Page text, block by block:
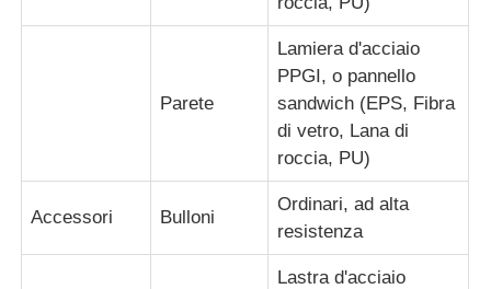
magazzino con struttura in acciaio
Edifici commerciali in acciaio
Hangar per aerei con struttura in acciaio
Parete
Lamiera d'acciaio
PPGI, o pannello
sandwich (EPS, Fibra
di vetro, Lana di
roccia, PU)
Accessori Bulloni
Ordinari, ad alta
resistenza
Lastra d'acciaio